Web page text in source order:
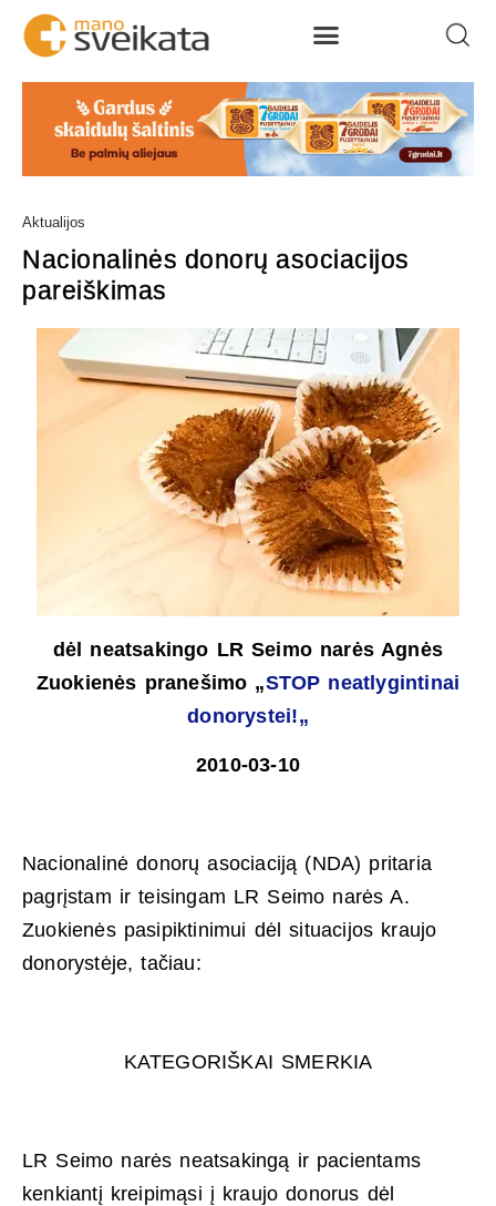
Aktualijos
Nacionalinės donorų asociacijos
pareiškimas
dėl neatsakingo LR Seimo narės Agnės
Zuokienės pranešimo „STOP neatlygintinai
donorystei!„
2010-03-10
Nacionalinė donorų asociaciją (NDA) pritaria
pagrįstam ir teisingam LR Seimo narės A.
Zuokienės pasipiktinimui dėl situacijos kraujo
donorystėje, tačiau:
KATEGORIŠKAI SMERKIA
LR Seimo narės neatsakingą ir pacientams
kenkiantį kreipimąsi į kraujo donorus dėl